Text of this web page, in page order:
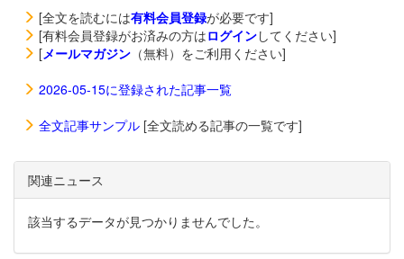
[全文を読むには有料会員登録が必要です]
[有料会員登録がお済みの方はログインしてください]
[メールマガジン （無料）をご利用ください]
2026-05-15に登録された記事一覧
全文記事サンプル [全文読める記事の一覧です]
関連ニュース
該当するデータが見つかりませんでした。